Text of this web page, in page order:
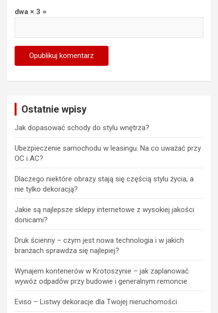
dwa × 3 =
Ostatnie wpisy
Jak dopasować schody do stylu wnętrza?
Ubezpieczenie samochodu w leasingu. Na co uważać przy
OC i AC?
Dlaczego niektóre obrazy stają się częścią stylu życia, a
nie tylko dekoracją?
Jakie są najlepsze sklepy internetowe z wysokiej jakości
donicami?
Druk ścienny – czym jest nowa technologia i w jakich
branżach sprawdza się najlepiej?
Wynajem kontenerów w Krotoszynie – jak zaplanować
wywóz odpadów przy budowie i generalnym remoncie
Eviso – Listwy dekoracje dla Twojej nieruchomości